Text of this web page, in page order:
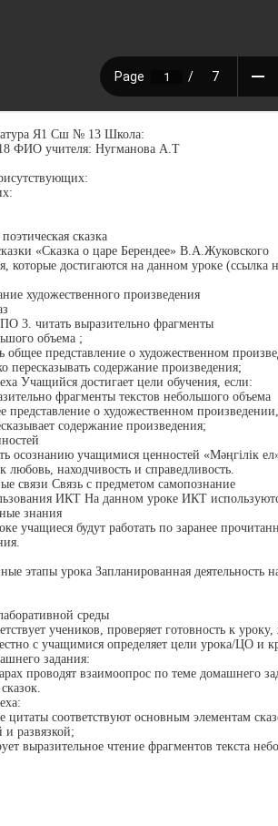
Я1 Сш № 13 Школа:
ФИО учителя: Нугманова А.Т
сказка
«Сказка о царе Берендее» В.А.Жуковского
которые достигаются на данном уроке
художественного произведения
3. читать выразительно фрагменты
объема ;
представление о художественном
пересказывать содержание произведения;
Учащийся достигает цели обучения, если:
фрагменты текстов небольшого объема
представление о художественном
содержание произведения;
осознанию учащимися ценностей «Мәңгілік
любовь, находчивость и справедливость.
связи Связь с предметом самопознание
ИКТ На данном уроке ИКТ
знания
учащиеся будут работать по заранее
этапы урока Запланированная деятельность
среды
учеников, проверяет готовность к уроку,
с учащимися определяет цели урока/ЦО и
задания:
проводят взаимоопрос по теме домашнего
цитаты соответствуют основным элементам
развязкой;
выразительное чтение фрагментов текста